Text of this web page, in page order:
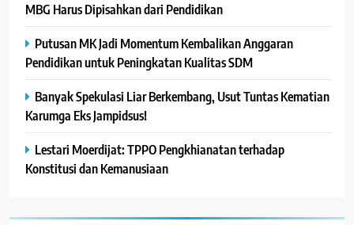
MBG Harus Dipisahkan dari Pendidikan
Putusan MK Jadi Momentum Kembalikan Anggaran
Pendidikan untuk Peningkatan Kualitas SDM
Banyak Spekulasi Liar Berkembang, Usut Tuntas Kematian
Karumga Eks Jampidsus!
Lestari Moerdijat: TPPO Pengkhianatan terhadap
Konstitusi dan Kemanusiaan